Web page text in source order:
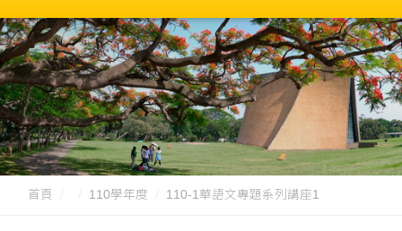
首頁 110學年度 110-1華語文專題系列講座1